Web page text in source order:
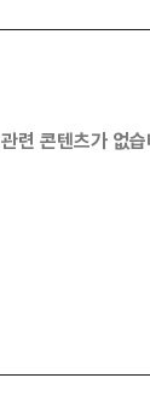
관련 콘텐츠가 없